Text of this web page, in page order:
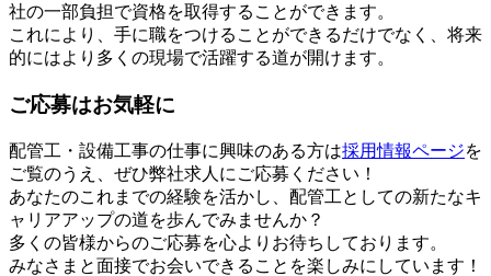
社の一部負担で資格を取得することができます。
これにより、手に職をつけることができるだけでなく、将来
的にはより多くの現場で活躍する道が開けます。
ご応募はお気軽に
配管工・設備工事の仕事に興味のある方は採用情報ページを
ご覧のうえ、ぜひ弊社求人にご応募ください！
あなたのこれまでの経験を活かし、配管工としての新たなキ
ャリアアップの道を歩んでみませんか？
多くの皆様からのご応募を心よりお待ちしております。
みなさまと面接でお会いできることを楽しみにしています！